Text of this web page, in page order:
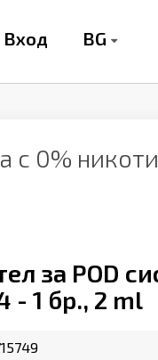
Вход BG
с 0%
за POD
1 бр., 2 ml